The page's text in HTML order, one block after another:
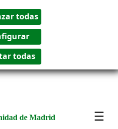
de Madrid